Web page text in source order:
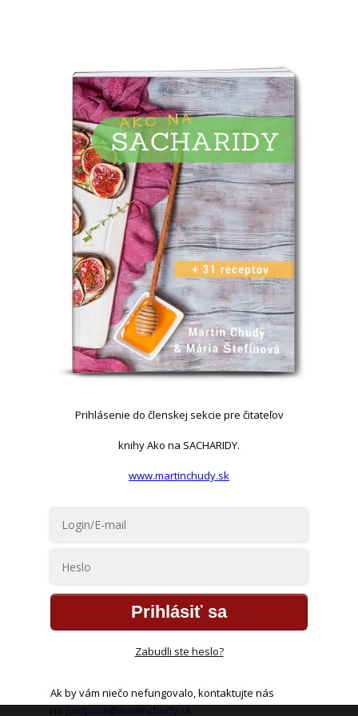
Prihlásenie do členskej sekcie pre čitateľov
knihy Ako na SACHARIDY.
www.martinchudy.sk
Prihlásiť sa
Zabudli ste heslo?
Ak by vám niečo nefungovalo, kontaktujte nás
na podpora@martinchudy.sk